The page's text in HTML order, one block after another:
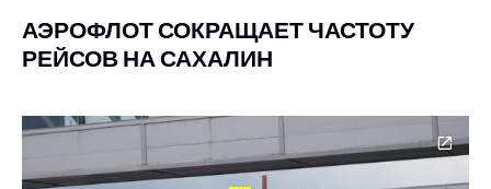
АЭРОФЛОТ СОКРАЩАЕТ ЧАСТОТУ
РЕЙСОВ НА САХАЛИН